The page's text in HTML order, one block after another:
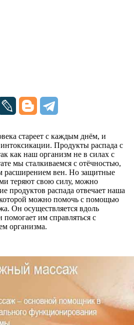
стареет с каждым днём, и
интоксикации. Продукты распада с
как наш организм не в силах с
мы сталкиваемся с отёчностью,
расширением вен. Но защитные
теряют свою силу, можно
продуктов распада отвечает наша
можно помочь с помощью
Он осуществляется вдоль
им справляться с
организма.